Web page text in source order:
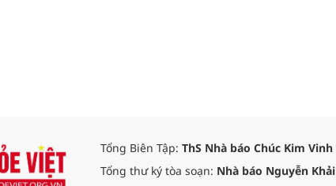
Tổng Biên Tập: ThS Nhà báo Chúc Kim Vinh
Tổng thư ký tòa soạn: Nhà báo Nguyễn Khải